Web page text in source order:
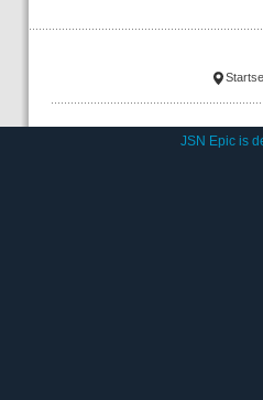
JSN Epic is